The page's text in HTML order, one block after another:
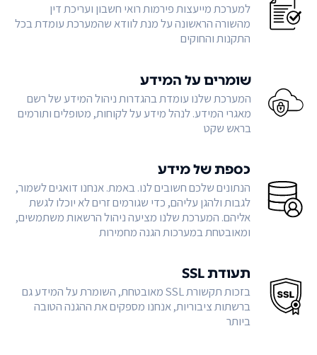
למערכת מייעצות פירמות רואי חשבון ועריכת דין
מהשורה הראשונה על מנת לוודא שהמערכת עומדת בכל
התקנות והחוקים
שומרים על המידע
המערכת שלנו עומדת בהגדרות ניהול המידע של רשם
מאגרי המידע. לנהל מידע על לקוחות, מטופלים ותורמים
בראש שקט
כספת של מידע
הנתונים שלכם חשובים לנו. באמת. אנחנו דואגים לשמור,
לגבות ולהגן עליהם, כדי שגורמים זרים לא יוכלו לגשת
אליהם. המערכת שלנו מציעה ניהול הרשאות משתמשים,
ומאובטחת במערכות הגנה מחמירות
תעודת SSL
בזכות תקשורת SSL מאובטחת, השומרת על המידע גם
ברשתות ציבוריות, אנחנו מספקים את ההגנה הטובה
ביותר